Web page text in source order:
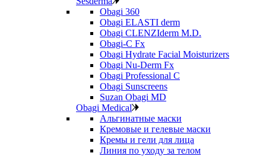
Obagi 360
Obagi ELASTI derm
Obagi CLENZIderm M.D.
Obagi-C Fx
Obagi Hydrate Facial Moisturizers
Obagi Nu-Derm Fx
Obagi Professional C
Obagi Sunscreens
Suzan Obagi MD
Obagi Medical
Альгинатные маски
Кремовые и гелевые маски
Кремы и гели для лица
Линия по уходу за телом